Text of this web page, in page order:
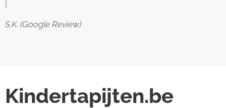
S.K. (Google Review)
Kindertapijten.be